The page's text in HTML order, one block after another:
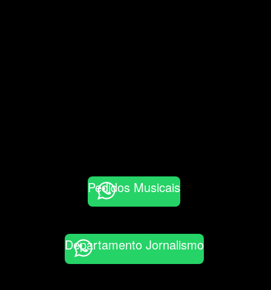
Pedidos Musicais
Departamento Jornalismo